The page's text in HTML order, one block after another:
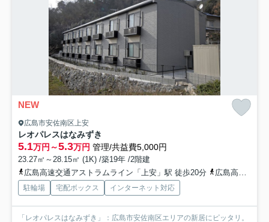
NEW
広島市安佐南区上安
レオパレスはなみずき
5.1万円～5.3万円 管理/共益費5,000円
23.27㎡～28.15㎡ (1K) /築19年 /2階建
広島高速交通アストラムライン「上安」駅 徒歩20分
広島高速交通アストラムライン「高取」駅 徒歩26分
駐輪場 宅配ボックス インターネット対応
「レオパレスはなみずき」：広島市安佐南区エリアの新居にピッタリ。